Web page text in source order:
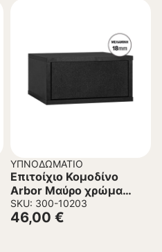
ΥΠΝΟΔΩΜΆΤΙΟ
Επιτοίχιο Κομοδίνο
Arbor Μαύρο χρώμα
39x34x18εκ
SKU: 300-10203
46,00 €